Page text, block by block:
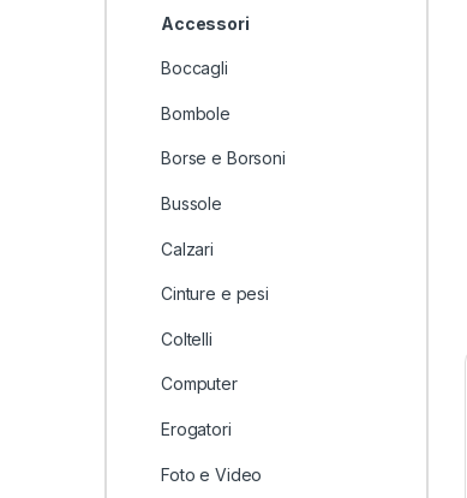
Accessori
Boccagli
Bombole
Borse e Borsoni
Bussole
Calzari
Cinture e pesi
Coltelli
Computer
Erogatori
Foto e Video